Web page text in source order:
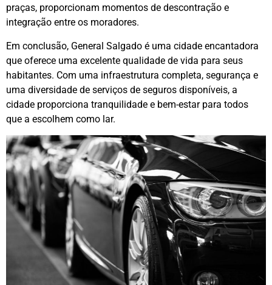
praças, proporcionam momentos de descontração e
integração entre os moradores.
Em conclusão, General Salgado é uma cidade encantadora
que oferece uma excelente qualidade de vida para seus
habitantes. Com uma infraestrutura completa, segurança e
uma diversidade de serviços de seguros disponíveis, a
cidade proporciona tranquilidade e bem-estar para todos
que a escolhem como lar.